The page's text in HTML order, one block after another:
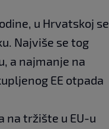
u Hrvatskoj se
Najviše se tog
a najmanje na
EE otpada
na tržište u EU-u